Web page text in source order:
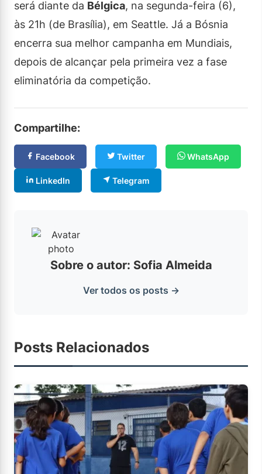
será diante da Bélgica, na segunda-feira (6),
às 21h (de Brasília), em Seattle. Já a Bósnia
encerra sua melhor campanha em Mundiais,
depois de alcançar pela primeira vez a fase
eliminatória da competição.
Compartilhe:
Facebook Twitter WhatsApp
LinkedIn Telegram
Sobre o autor: Sofia Almeida
Ver todos os posts →
Posts Relacionados